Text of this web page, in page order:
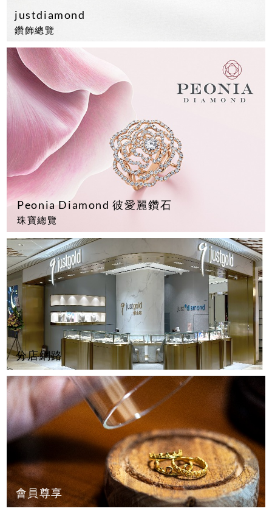
justdiamond
鑽飾總覽
Peonia Diamond 彼愛麗鑽石
珠寶總覽
分店網路
會員尊享